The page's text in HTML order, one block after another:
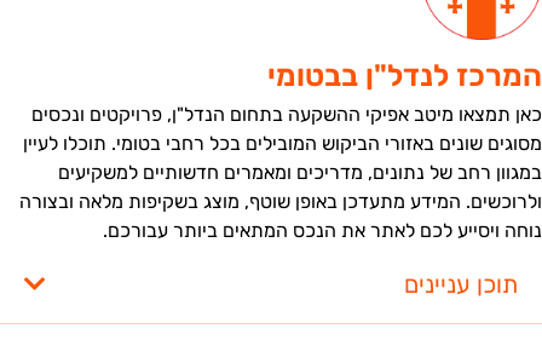
לנדל"ן בבטומי
תמצאו מיטב אפיקי ההשקעה בתחום הנדל"ן, פרויקטים ונכסים
שונים באזורי הביקוש המובילים בכל רחבי בטומי. תוכלו לעיין
רחב של נתונים, מדריכים ומאמרים חדשותיים למשקיעים
המידע מתעדכן באופן שוטף, מוצג בשקיפות מלאה ובצורה
ויסייע לכם לאתר את הנכס המתאים ביותר עבורכם.
תוכן עניינים